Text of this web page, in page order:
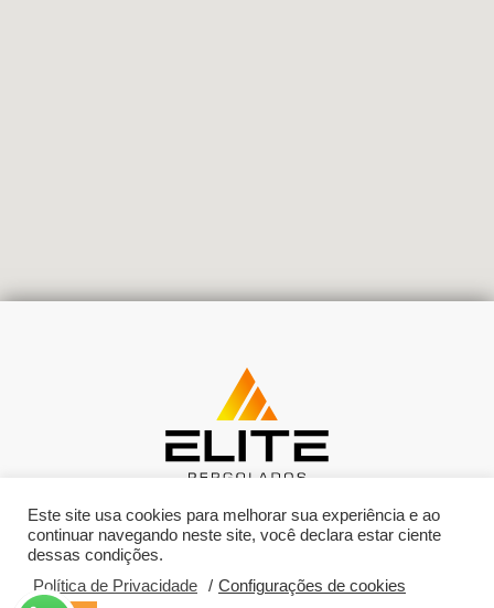
© Copyright Elite Pergolados
Este site usa cookies para melhorar sua experiência e ao
continuar navegando neste site, você declara estar ciente
dessas condições.
Política de Privacidade
/ Configurações de cookies